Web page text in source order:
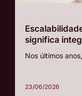
significa
Nos últimos
23/06/2026